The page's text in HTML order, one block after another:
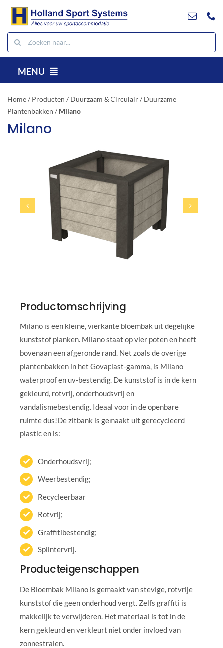
inhoud
Zoeken
naar:
MENU
Producten
Projecten
Downloads
Zoeken
naar:
Home/ Producten / Duurzaam & Circulair/ Duurzame
Plantenbakken / Milano
Milano
Productomschrijving
Milano is een kleine, vierkante bloembak uit degelijke
kunststof planken. Milano staat op vier poten en heeft
bovenaan een afgeronde rand. Net zoals de overige
plantenbakken in het Govaplast-gamma, is Milano
waterproof en uv-bestendig. De kunststof is in de kern
gekleurd, rotvrij, onderhoudsvrij en
vandalismebestendig. Ideaal voor in de openbare
ruimte dus!De zitbank is gemaakt uit gerecycleerd
plastic en is:
Onderhoudsvrij;
Weerbestendig;
Recycleerbaar
Rotvrij;
Graffitibestendig;
Splintervrij.
Producteigenschappen
De Bloembak Milano is gemaakt van stevige, rotvrije
kunststof die geen onderhoud vergt. Zelfs graffiti is
makkelijk te verwijderen. Het materiaal is tot in de
kern gekleurd en verkleurt niet onder invloed van
zonnestralen.